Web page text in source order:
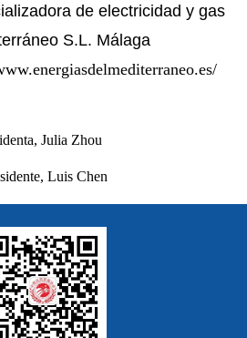
de electricidad y gas
S.L. Málaga
Julia Zhou
Luis Chen